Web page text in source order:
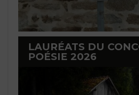
LAURÉATS DU
POÉSIE 2026